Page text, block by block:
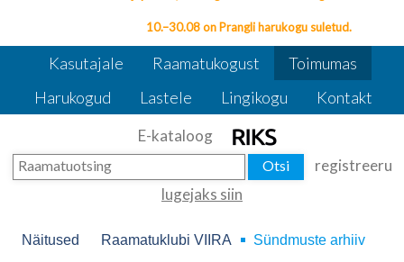
10.–30.08 on Prangli harukogu suletud.
Kasutajale Raamatukogust
Toimumas
Harukogud
Lastele Lingikogu Kontakt
E-kataloog
registreeru
lugejaks siin
Näitused Raamatuklubi VIIRA Sündmuste arhiiv